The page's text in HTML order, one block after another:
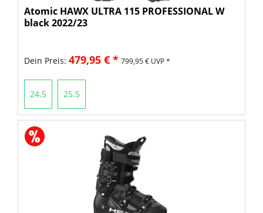
Atomic HAWX ULTRA 115 PROFESSIONAL W
black 2022/23
Dein Preis: 479,95 € * 799,95 € UVP *
24.5 25.5